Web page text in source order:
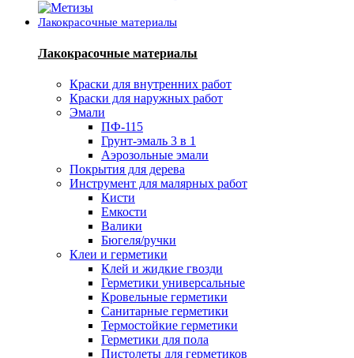
Лакокрасочные материалы
Лакокрасочные материалы
Краски для внутренних работ
Краски для наружных работ
Эмали
ПФ-115
Грунт-эмаль 3 в 1
Аэрозольные эмали
Покрытия для дерева
Инструмент для малярных работ
Кисти
Емкости
Валики
Бюгеля/ручки
Клеи и герметики
Клей и жидкие гвозди
Герметики универсальные
Кровельные герметики
Санитарные герметики
Термостойкие герметики
Герметики для пола
Пистолеты для герметиков